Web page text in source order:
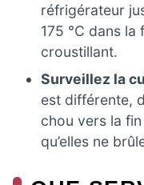
réfrigérateur
175 °C dans
croustillant.
Surveillez la
est différente,
chou vers la
qu’elles ne